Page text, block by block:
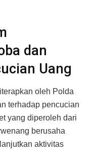
dan
Uang
oleh Polda
terhadap pencucian
yang diperoleh dari
berusaha
aktivitas